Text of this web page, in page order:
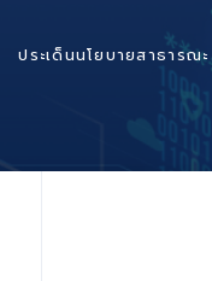
ประเด็นนโยบายสาธารณะ